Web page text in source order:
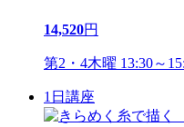
14,520円
第2・4木曜 13:30～
1日講座